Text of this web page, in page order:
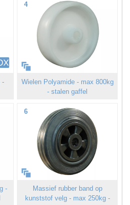
-
4
Wielen Polyamide - max 800kg
- stalen gaffel
-
6
Massief rubber band op
kunststof velg - max 250kg -